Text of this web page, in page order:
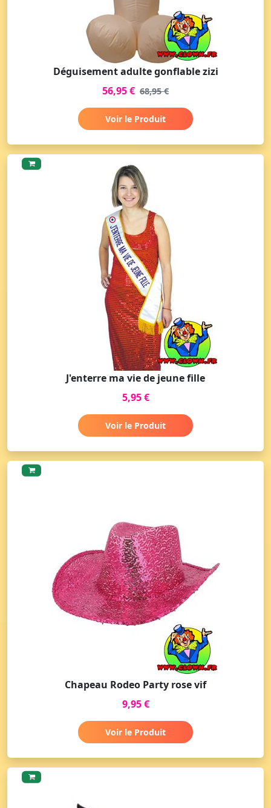
Déguisement adulte gonflable zizi
56,95 € 68,95 €
Voir le Produit
J'enterre ma vie de jeune fille
5,95 €
Voir le Produit
Chapeau Rodeo Party rose vif
9,95 €
Voir le Produit